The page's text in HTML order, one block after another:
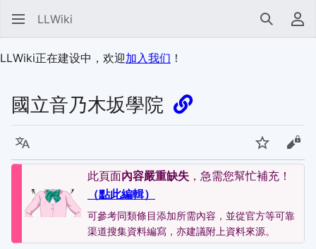
LLWiki 搜索 用
LLWiki正在建设中，欢迎加入我们 ！
國立音乃木坂學院
语言 监视 查
此頁面內容嚴重缺失 ，急需您幫忙補充！
（點此編輯）
可參考同類條目添加所需內容，並從官方等可靠
渠道搜集資料編寫，亦建議附上資料來源。